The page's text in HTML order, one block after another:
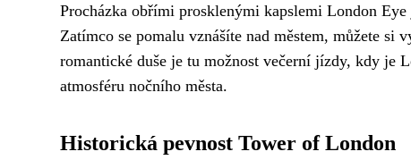
Procházka obřími prosklenými kapslemi London
Zatímco se pomalu vznášíte nad městem, můžete si
romantické duše je tu možnost večerní jízdy, kdy je
atmosféru nočního města.
Historická pevnost Tower of London